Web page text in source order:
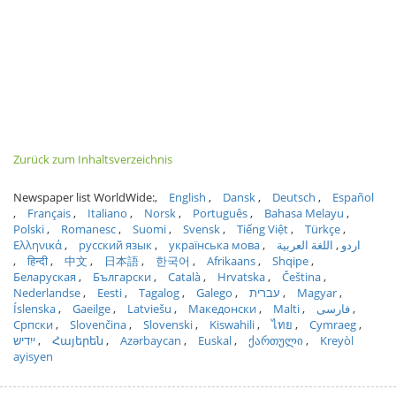
Zurück zum Inhaltsverzeichnis
Newspaper list WorldWide: English Dansk Deutsch
Español
Français
Italiano Norsk Português
Bahasa Melayu
Polski
Romanesc Suomi Svensk Tiếng Việt
Türkçe
Ελληνικά
русский язык українська мова اردو
اللغة العربية
हिन्दी
中文 日本語 한국어 Afrikaans
Shqipe
Беларуская
Български Català Hrvatska
Čeština
Nederlandse
Eesti Tagalog Galego עברית
Magyar
Íslenska
Gaeilge Latviešu Македонски Malti
فارسی
Српски
Slovenčina Slovenski Kiswahili ไทย
Cymraeg
ייִדיש
Հայերեն Azərbaycan Euskal ქართული
Kreyòl
ayisyen